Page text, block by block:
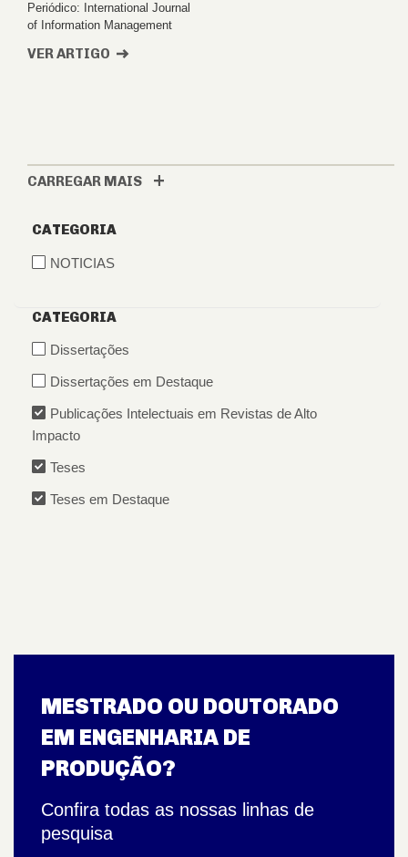
Periódico: International Journal
of Information Management
VER ARTIGO
CARREGAR MAIS
CATEGORIA
NOTICIAS
CATEGORIA
Dissertações
Dissertações em Destaque
Publicações Intelectuais em Revistas de Alto
Impacto
Teses
Teses em Destaque
MESTRADO OU DOUTORADO
EM ENGENHARIA DE
PRODUÇÃO?
Confira todas as nossas linhas de
pesquisa